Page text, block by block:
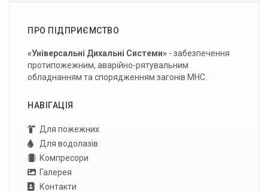
ПРО ПІДПРИЄМСТВО
«Універсальні Дихальні Системи» - забезпечення
протипожежним, аварійно-рятувальним
обладнанням та спорядженням загонів МНС.
НАВІГАЦІЯ
Для пожежних
Для водолазів
Компресори
Галерея
Контакти